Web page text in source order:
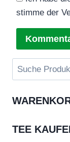
stimme der
Suchen
TEE